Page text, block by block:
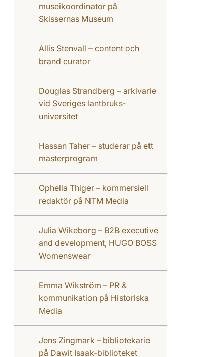
museikoordinator på
Skissernas Museum
Allis Stenvall – content och
brand curator
Douglas Strandberg – arkivarie
vid Sveriges lant­bruks­
universitet
Hassan Taher – studerar på ett
masterprogram
Ophelia Thiger – kommersiell
redaktör på NTM Media
Julia Wikeborg – B2B executive
and development, HUGO BOSS
Womenswear
Emma Wikström – PR &
kommunikation på Historiska
Media
Jens Zingmark – bibliotekarie
på Dawit Isaak-biblioteket